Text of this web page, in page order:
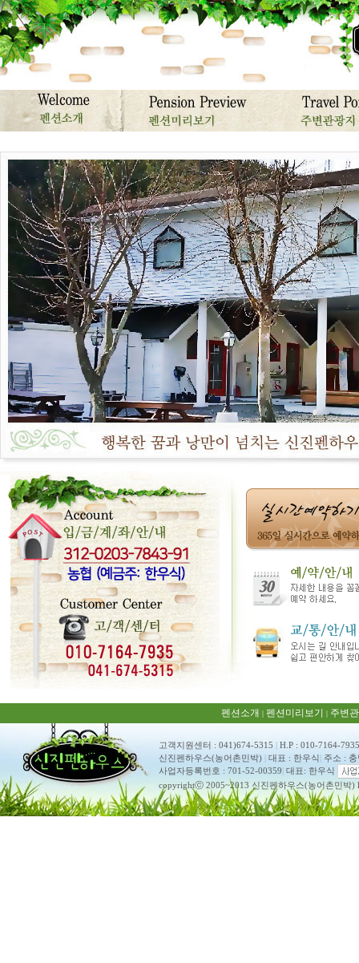
펜션소개 | 펜션미리보기 | 주변
고객지원센터 : 041)674-5315 | H.P : 010-7164-7935
신진펜하우스(농어촌민박) | 대표 : 한우식| 주소 :
사업자등록번호 : 701-52-00359 대표: 한우식
copyrightⓒ 2005~2013 신진펜하우스(농어촌민박)